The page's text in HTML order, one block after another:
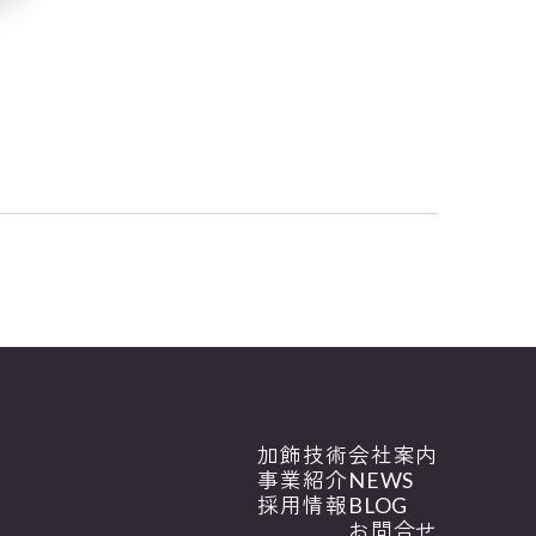
加飾技術
事業紹介
採用情報
会社案内
NEWS
BLOG
お問合せ